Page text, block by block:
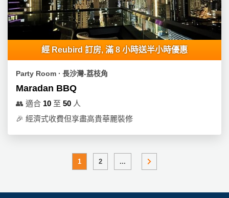
經 Reubird 訂房, 滿 8 小時送半小時優惠
Party Room ∙ 長沙灣-荔枝角
Maradan BBQ
👥 適合 10 至 50 人
🎉 經濟式收費但享盡高貴華麗裝修
1 2 ...